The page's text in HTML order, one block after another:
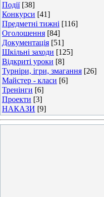
Події [38]
Конкурси [41]
Предметні тижні [116]
Оголошення [84]
Документація [51]
Шкільні заходи [125]
Відкриті уроки [8]
Турніри, ігри, змагання [26]
Майстер - класи [6]
Тренінги [6]
Проекти [3]
НАКАЗИ [9]